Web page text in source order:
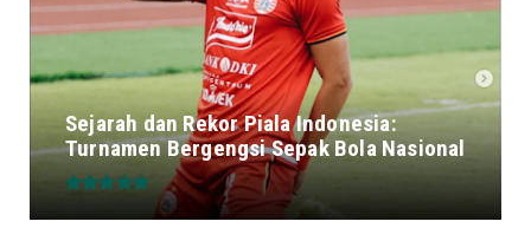
Sejarah dan Rekor Piala Indonesia:
Turnamen Bergengsi Sepak Bola Nasional